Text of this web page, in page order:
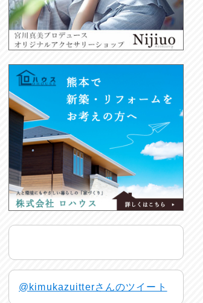
@kimukazuitterさんのツイート